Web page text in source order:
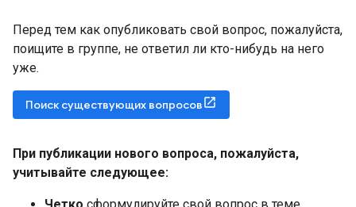
Перед тем как опубликовать свой вопрос, пожалуйста,
поищите в группе, не ответил ли кто-нибудь на него
уже.
Поиск существующих вопросов
При публикации нового вопроса, пожалуйста,
учитывайте следующее: